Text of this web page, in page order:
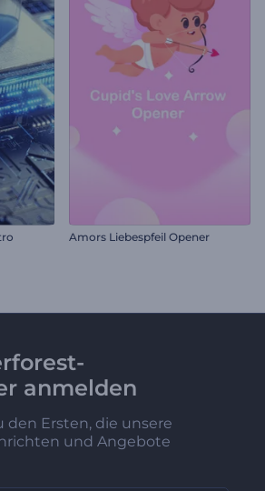
Amors Liebespfeil Opener
anmelden
den Ersten, die unsere
und Angebote